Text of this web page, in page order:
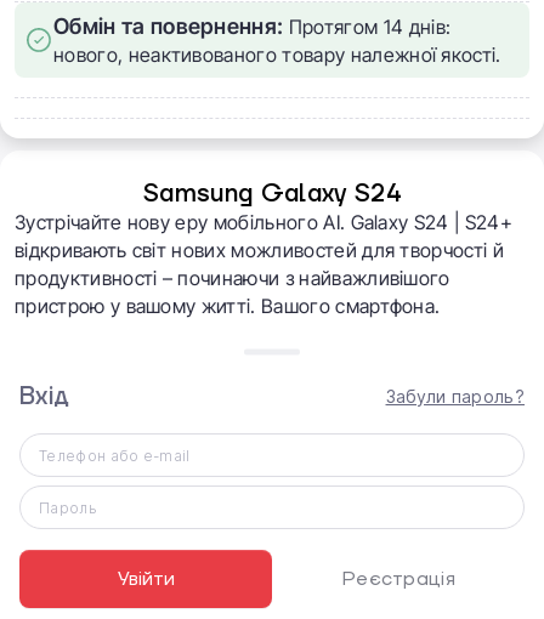
Обмін та повернення: Протягом 14 днів:
нового, неактивованого товару належної якості.
Samsung Galaxy S24
Зустрічайте нову еру мобільного AI. Galaxy S24 | S24+
відкривають світ нових можливостей для творчості й
продуктивності – починаючи з найважливішого
пристрою у вашому житті. Вашого смартфона.
Вхід Забули пароль?
Телефон або e-mail
Пароль
Увійти Реєстрація